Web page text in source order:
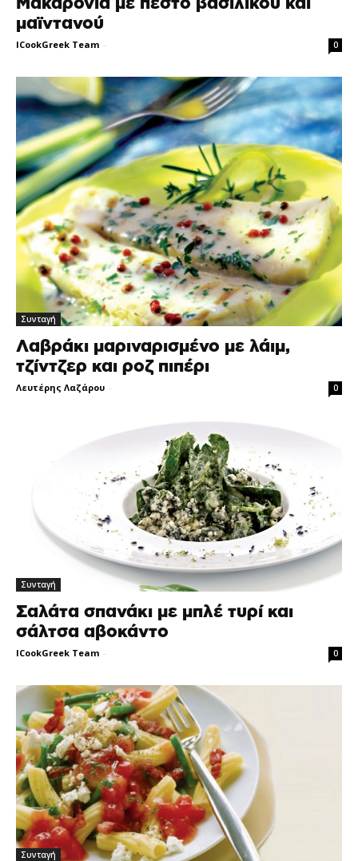
μαϊντανού
ICookGreek Team - 0
Συνταγή
Λαβράκι μαριναρισμένο με λάιμ,
τζίντζερ και ροζ πιπέρι
Λευτέρης Λαζάρου - 0
Συνταγή
Σαλάτα σπανάκι με μπλέ τυρί και
σάλτσα αβοκάντο
ICookGreek Team - 0
Συνταγή